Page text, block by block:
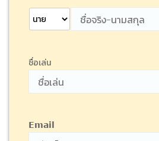
ชื่อเล่น
Email